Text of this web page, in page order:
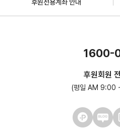
후원전용계좌 안내
1600-
후원회원
(평일 AM 9:00